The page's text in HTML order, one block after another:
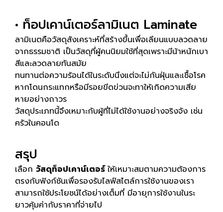
• ท็อปเคาน์เตอร์ลามิเนต Laminate
ลามิเนตคือวัสดุสังเคราะห์ที่สร้างขึ้นเพื่อเลียนแบบลวดลาย
จากธรรมชาติ เป็นวัสดุที่ผู้คนนิยมใช้ที่สุดเพราะมีน้าหนักเบา
สีและลวดลายทันสมัย
ทนทานต่อความร้อนได้ในระดับนึงแต่จะไม่กันฝุ่นและเชื้อโรค
หากโดนกระแทกหรือมีรอยขีดข่วนจะทาให้เกิดความเสีย
หายอย่างถาวร
วัสดุประเภทนี้จึงเหมาะกับผู้ที่ไม่ได้ใช้งานอย่างจริงจัง เช่น
ครัวในคอนโด
สรุป
เลือก วัสดุท็อปเคาน์เตอร์ให้เหมาะสมตามความต้องการ
ตรงกับฟังก์ชันเพื่อรองรับไลฟ์สไตล์การใช้งานของเรา
สามารถใช้ประโยชน์ได้อย่างเต็มที่ มีอายุการใช้งานในระ
ยาวคุ้มค่ากับราคาที่จ่ายไป